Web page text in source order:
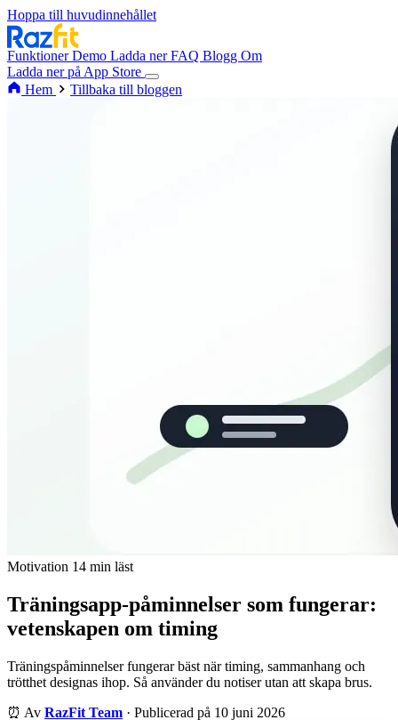
Hoppa till huvudinnehållet
FunktionerDemo Ladda nerFAQ Blogg Om
Ladda ner på App Store
Hem
Tillbaka till bloggen
Motivation 14 min läst
Träningsapp-påminnelser som fungerar:
vetenskapen om timing
Träningspåminnelser fungerar bäst när timing, sammanhang och
trötthet designas ihop. Så använder du notiser utan att skapa brus.
⏰ Av RazFit Team · Publicerad på 10 juni 2026